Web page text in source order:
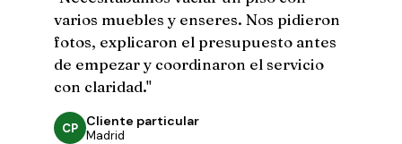
varios muebles y enseres. Nos pidieron
fotos, explicaron el presupuesto antes
de empezar y coordinaron el servicio
con claridad."
CP Cliente particular
Madrid